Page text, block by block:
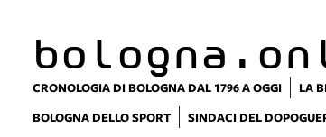
CRONOLOGIA DI BOLOGNA DAL 1796 A OGGI LA
BOLOGNA DELLO SPORT
SINDACI DEL